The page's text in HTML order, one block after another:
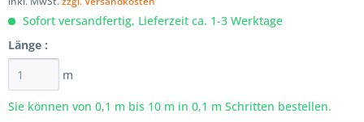
Sofort versandfertig, Lieferzeit ca. 1-3 Werktage
Länge :
m
Sie können von 0,1 m bis 10 m in 0,1 m Schritten bestellen.